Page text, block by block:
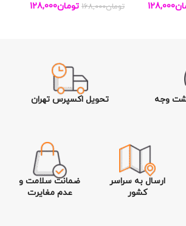
128,000 تومان168,000 تومان128,000
تحویل اکسپرس تهران
ارسال به سراسر
کشور
ضمانت سلامت و
عدم مغایرت